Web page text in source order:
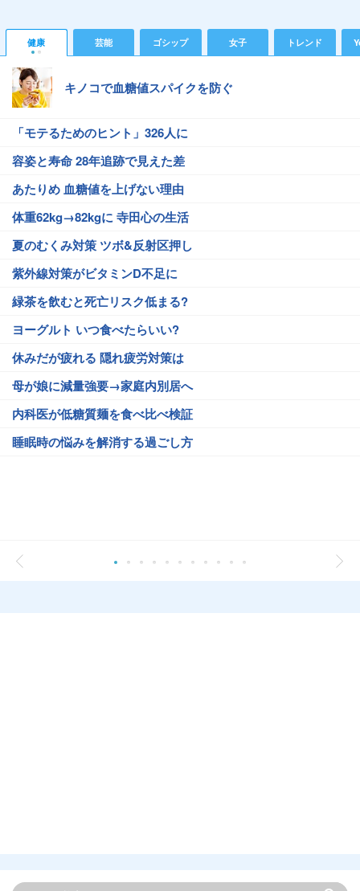
健康 芸能 ゴシップ 女子 トレンド
キノコで血糖値スパイクを防ぐ
「モテるためのヒント」326人に
容姿と寿命 28年追跡で見えた差
あたりめ 血糖値を上げない理由
体重62kg→82kgに 寺田心の生活
夏のむくみ対策 ツボ&反射区押し
紫外線対策がビタミンD不足に
緑茶を飲むと死亡リスク低まる?
ヨーグルト いつ食べたらいい?
休みだが疲れる 隠れ疲労対策は
母が娘に減量強要→家庭内別居へ
内科医が低糖質麺を食べ比べ検証
睡眠時の悩みを解消する過ごし方